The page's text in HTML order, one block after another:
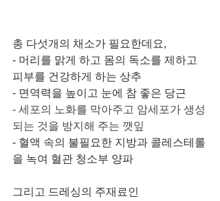
총 다섯개의 채소가 필요한데요,
- 머리를 맑게 하고 몸의 독소를 제하고
피부를 건강하게 하는 상추
- 면역력을 높이고 눈에 참 좋은 당근
- 세포의 노화를 막아주고 암세포가 생성
되는 것을 방지해 주는 깻잎
- 혈액 속의 불필요한 지방과 콜레스테롤
을 녹여 혈관 청소부 양파
그리고 드레싱의 주재료인